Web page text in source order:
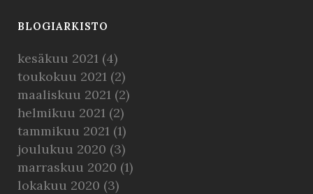
BLOGIARKISTO
kesäkuu 2021 (4)
toukokuu 2021 (2)
maaliskuu 2021 (2)
helmikuu 2021 (2)
tammikuu 2021 (1)
joulukuu 2020 (3)
marraskuu 2020 (1)
lokakuu 2020 (3)